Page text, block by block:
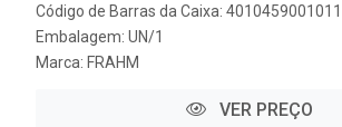
Código de Barras da Caixa: 4010459001011
Embalagem: UN/1
Marca: FRAHM
VER PREÇO